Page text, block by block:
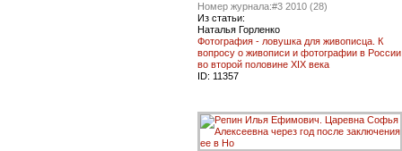
Номер журнала:#3 2010 (28)
Из статьи:
Наталья Горленко
Фотография - ловушка для живописца. К
вопросу о живописи и фотографии в России
во второй половине XIX века
ID: 11357